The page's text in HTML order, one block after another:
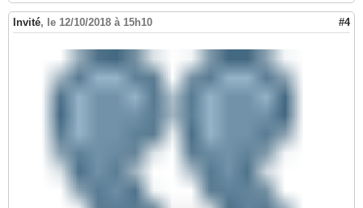
Invité, le 12/10/2018 à 15h10 #4